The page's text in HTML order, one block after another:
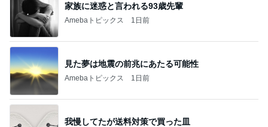
家族に迷惑と言われる93歳先輩
Amebaトピックス 1日前
見た夢は地震の前兆にあたる可能性
Amebaトピックス 1日前
我慢してたが送料対策で買った皿